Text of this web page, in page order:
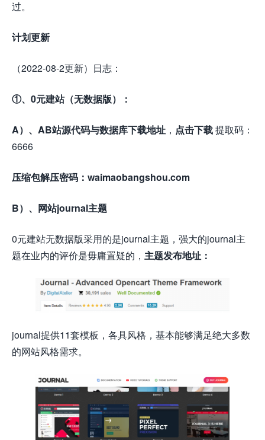
过。
计划更新
（2022-08-2更新）日志：
①、0元建站（无数据版）：
A）、AB站源代码与数据库下载地址 ， 点击下载提取码：
6666
压缩包解压密码：waimaobangshou.com
B）、网站journal主题
0元建站无数据版采用的是journal主题，强大的journal主
题在业内的评价是毋庸置疑的， 主题发布地址：
journal提供11套模板，各具风格，基本能够满足绝大多数
的网站风格需求。